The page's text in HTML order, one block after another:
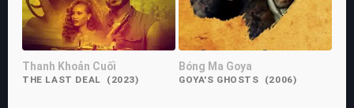
Thanh Khoản Cuối
THE LAST DEAL (2023)
Bóng Ma Goya
GOYA'S GHOSTS (2006)